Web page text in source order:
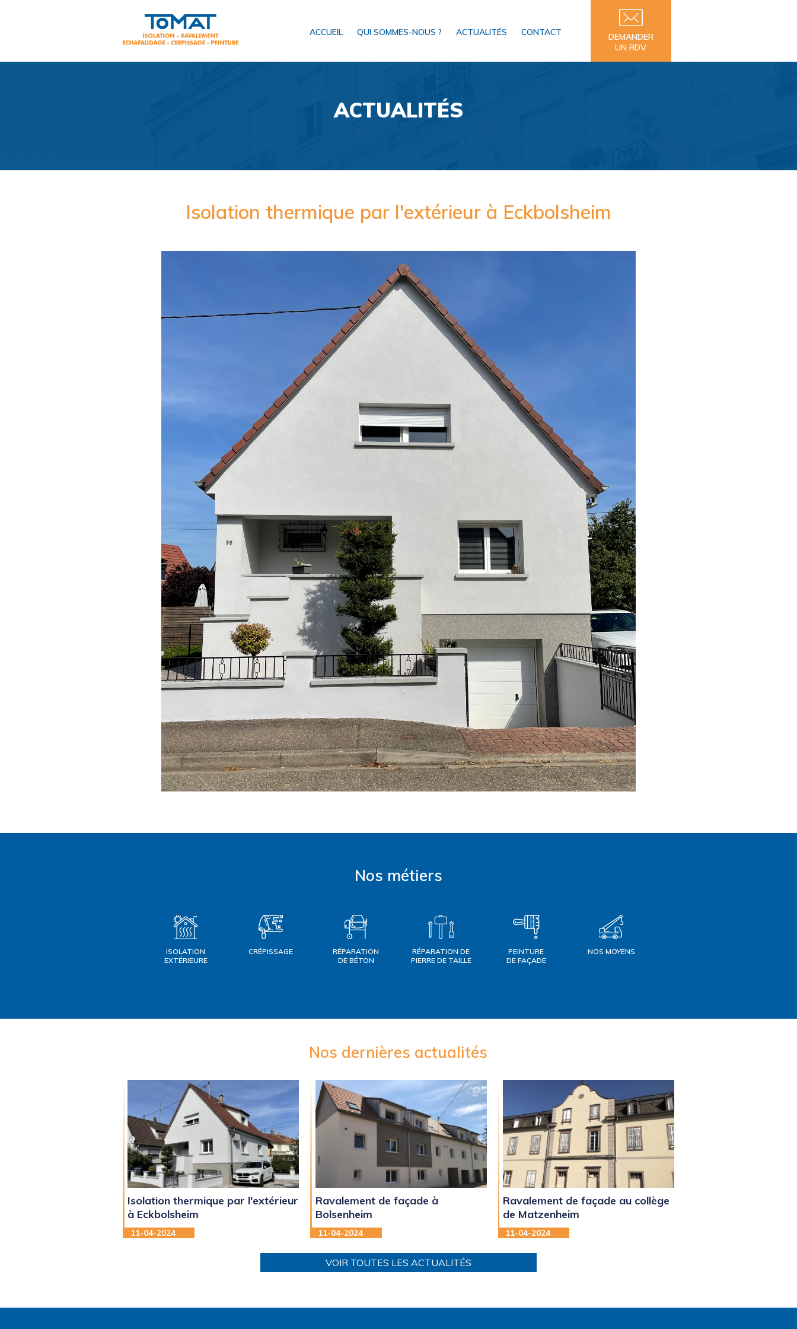
ACCUEIL QUI SOMMES-NOUS ? ACTUALITÉS CONTACT
DEMANDER
UN RDV
ACTUALITÉS
Isolation thermique par l'extérieur à Eckbolsheim
Nos métiers
ISOLATION
EXTÉRIEURE
CRÉPISSAGE
RÉPARATION
DE BÉTON
RÉPARATION DE
PIERRE DE TAILLE
PEINTURE
DE FAÇADE
NOS MOYENS
Nos dernières actualités
Isolation thermique par l'extérieur
à Eckbolsheim
11-04-2024
Ravalement de façade à
Bolsenheim
11-04-2024
Ravalement de façade au collège
de Matzenheim
11-04-2024
VOIR TOUTES LES ACTUALITÉS